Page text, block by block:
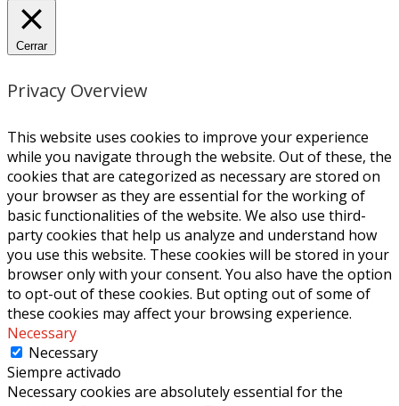
Cerrar
Privacy Overview
This website uses cookies to improve your experience
while you navigate through the website. Out of these, the
cookies that are categorized as necessary are stored on
your browser as they are essential for the working of
basic functionalities of the website. We also use third-
party cookies that help us analyze and understand how
you use this website. These cookies will be stored in your
browser only with your consent. You also have the option
to opt-out of these cookies. But opting out of some of
these cookies may affect your browsing experience.
Necessary
Necessary
Siempre activado
Necessary cookies are absolutely essential for the